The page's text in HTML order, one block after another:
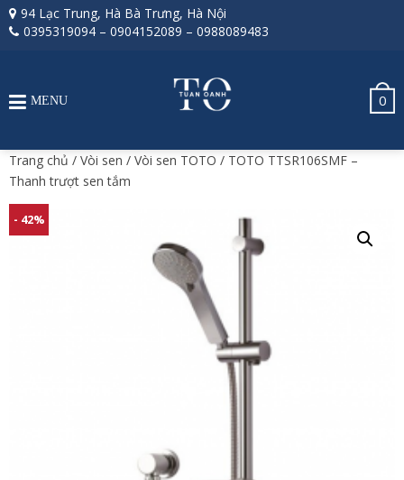
94 Lạc Trung, Hà Bà Trưng, Hà Nội
0395319094 – 0904152089 – 0988089483
0
MENU
Trang chủ / Vòi sen / Vòi sen TOTO / TOTO TTSR106SMF –
Thanh trượt sen tắm
- 42%